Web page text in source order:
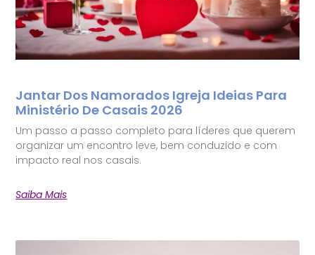
Jantar Dos Namorados Igreja Ideias Para
Ministério De Casais 2026
Um passo a passo completo para líderes que querem
organizar um encontro leve, bem conduzido e com
impacto real nos casais.
Saiba Mais